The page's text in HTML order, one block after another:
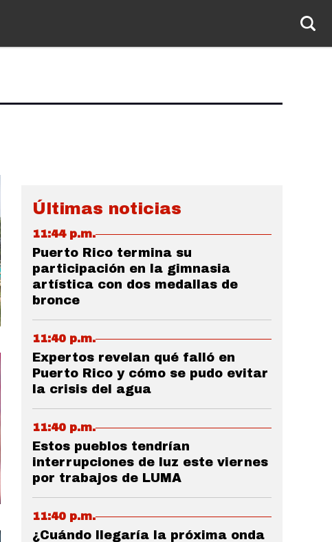
Últimas noticias
11:44 p.m.
Puerto Rico termina su
participación en la gimnasia
artística con dos medallas de
bronce
11:40 p.m.
Expertos revelan qué falló en
Puerto Rico y cómo se pudo evitar
la crisis del agua
11:40 p.m.
Estos pueblos tendrían
interrupciones de luz este viernes
por trabajos de LUMA
11:40 p.m.
¿Cuándo llegaría la próxima onda